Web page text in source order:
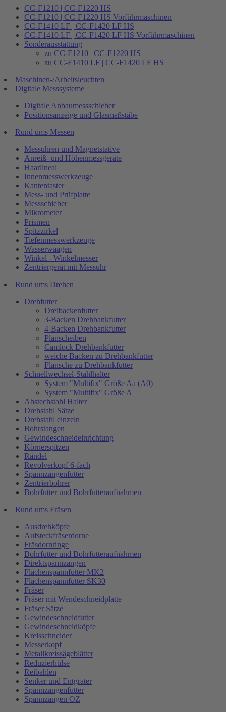
CC-F1210 | CC-F1220 HS
CC-F1210 | CC-F1220 HS Vorführmaschinen
CC-F1410 LF | CC-F1420 LF HS
CC-F1410 LF | CC-F1420 LF HS Vorführmaschinen
Sonderausstattung
zu CC-F1210 | CC-F1220 HS
zu CC-F1410 LF | CC-F1420 LF HS
Maschinen-/Arbeitsleuchten
Digitale Messsysteme
Digitale Anbaumessschieber
Positionsanzeige und Glasmaßstäbe
Rund ums Messen
Messuhren und Magnetstative
Anreiß- und Höhenmessgeräte
Haarlineal
Innenmesswerkzeuge
Kantentaster
Mess- und Prüfplatte
Messschieber
Mikrometer
Prismen
Spitzzirkel
Tiefenmesswerkzeuge
Wasserwaagen
Winkel - Winkelmesser
Zentriergerät mit Messuhr
Rund ums Drehen
Drehfutter
Dreibackenfutter
3-Backen Drehbankfutter
4-Backen Drehbankfutter
Planscheiben
Camlock Drehbankfutter
weiche Backen zu Drehbankfutter
Flansche zu Drehbankfutter
Schnellwechsel-Stahlhalter
System "Multifix" Größe Aa (A0)
System "Multifix" Größe A
Abstechstahl Halter
Drehstahl Sätze
Drehstahl einzeln
Bohrstangen
Gewindeschneideinrichtung
Körnerspitzen
Rändel
Revolverkopf 6-fach
Spannzangenfutter
Zentrierbohrer
Bohrfutter und Bohrfutteraufnahmen
Rund ums Fräsen
Ausdrehköpfe
Aufsteckfräserdorne
Fräsdornringe
Bohrfutter und Bohrfutteraufnahmen
Direktspannzangen
Flächenspannfutter MK2
Flächenspannfutter SK30
Fräser
Fräser mit Wendeschneidplatte
Fräser Sätze
Gewindeschneidfutter
Gewindeschneidköpfe
Kreisschneider
Messerkopf
Metallkreissägeblätter
Reduzierhülse
Reibahlen
Senker und Entgrater
Spannzangenfutter
Spannzangen OZ